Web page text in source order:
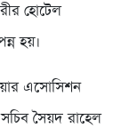
হোটেল
হয়।
এসোসিশন
সৈয়দ রাহেল